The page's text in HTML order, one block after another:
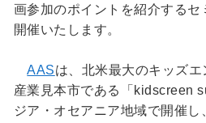
画参加のポイントを紹介するセ
開催いたします。
AASは、北米最大のキッズ
産業見本市である「kidscreen
ジア・オセアニア地域で開催